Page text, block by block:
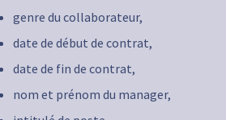
genre du collaborateur,
date de début de contrat,
date de fin de contrat,
nom et prénom du manager,